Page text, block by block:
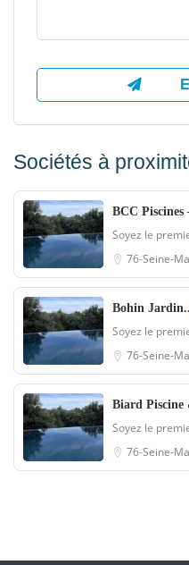
Sociétés à
BCC Piscines
Soyez le
76-Seine-
Bohin Jardin..
Soyez le
76-Seine-
Biard Piscine
Soyez le
76-Seine-